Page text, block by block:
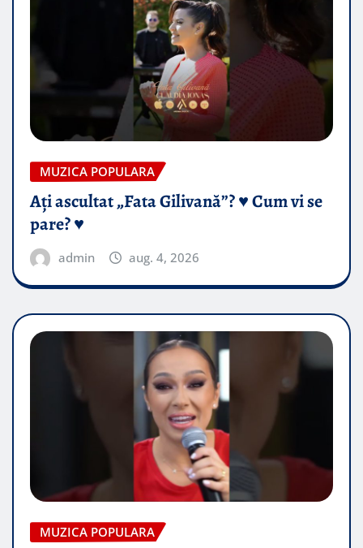
MUZICA POPULARA
Ați ascultat „Fata Gilivană”? ♥️ Cum vi se
pare? ♥️
admin aug. 4, 2026
MUZICA POPULARA